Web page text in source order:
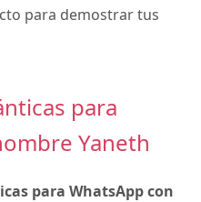
para demostrar tus
para
Yaneth
para WhatsApp con